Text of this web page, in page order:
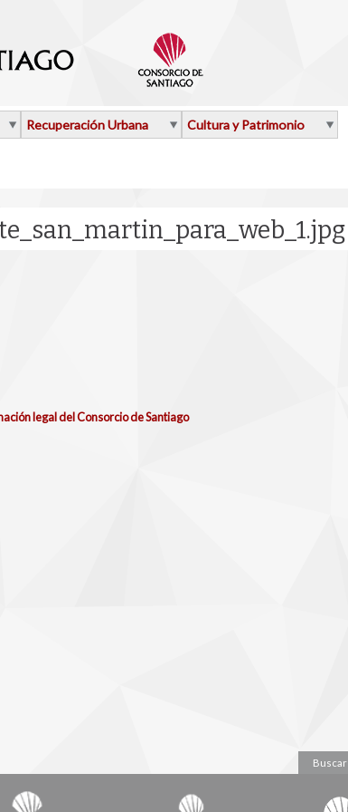
Recuperación Urbana
Cultura y Patrimonio
legal del Consorcio de Santiago
Buscar